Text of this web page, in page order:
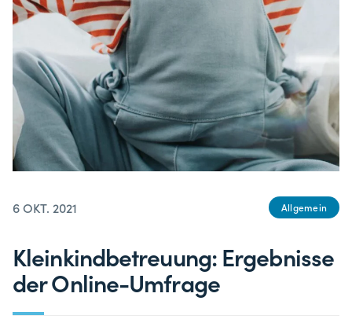
6 OKT. 2021 Allgemein
Kleinkindbetreuung: Ergebnisse
der Online-Umfrage